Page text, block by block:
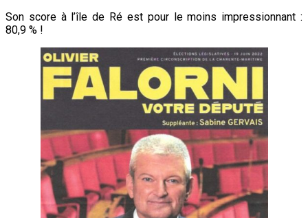
Son score à l’île de Ré est pour le moins impressionnant :
80,9 % !